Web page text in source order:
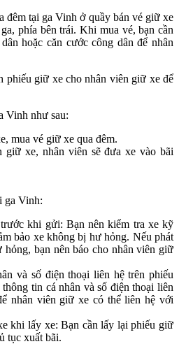
đêm tại ga Vinh ở quầy bán vé giữ xe
phía bên trái. Khi mua vé, bạn cần
hoặc căn cước công dân để nhân
phiếu giữ xe cho nhân viên giữ xe để
Vinh như sau:
mua vé giữ xe qua đêm.
giữ xe, nhân viên sẽ đưa xe vào bãi
ga Vinh:
khi gửi: Bạn nên kiểm tra xe kỹ
bảo xe không bị hư hỏng. Nếu phát
hỏng, bạn nên báo cho nhân viên giữ
và số điện thoại liên hệ trên phiếu
tin cá nhân và số điện thoại liên
nhân viên giữ xe có thể liên hệ với
khi lấy xe: Bạn cần lấy lại phiếu giữ
tục xuất bãi.